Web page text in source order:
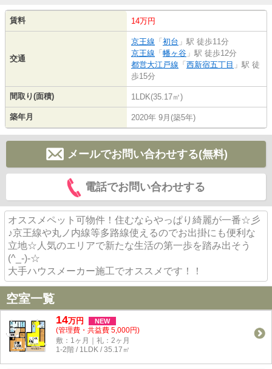
賃料 14万円
交通
京王線 「 初台 」駅 徒歩11分
京王線 「 幡ヶ谷 」駅 徒歩12分
都営大江戸線 「 西新宿五丁目 」駅 徒
歩15分
間取り(面積) 1LDK(35.17㎡)
築年月 2020年 9月(築5年)
メールでお問い合わせする(無料)
電話でお問い合わせする
オススメペット可物件！住むならやっぱり綺麗が一番☆彡
♪京王線や丸ノ内線等多路線使えるのでお出掛にも便利な
立地☆人気のエリアで新たな生活の第一歩を踏み出そう
(^_-)-☆
大手ハウスメーカー施工でオススメです！！
空室一覧
14万円 NEW
(管理費・共益費 5,000円)
敷：1ヶ月｜礼：2ヶ月
1-2階 / 1LDK / 35.17㎡